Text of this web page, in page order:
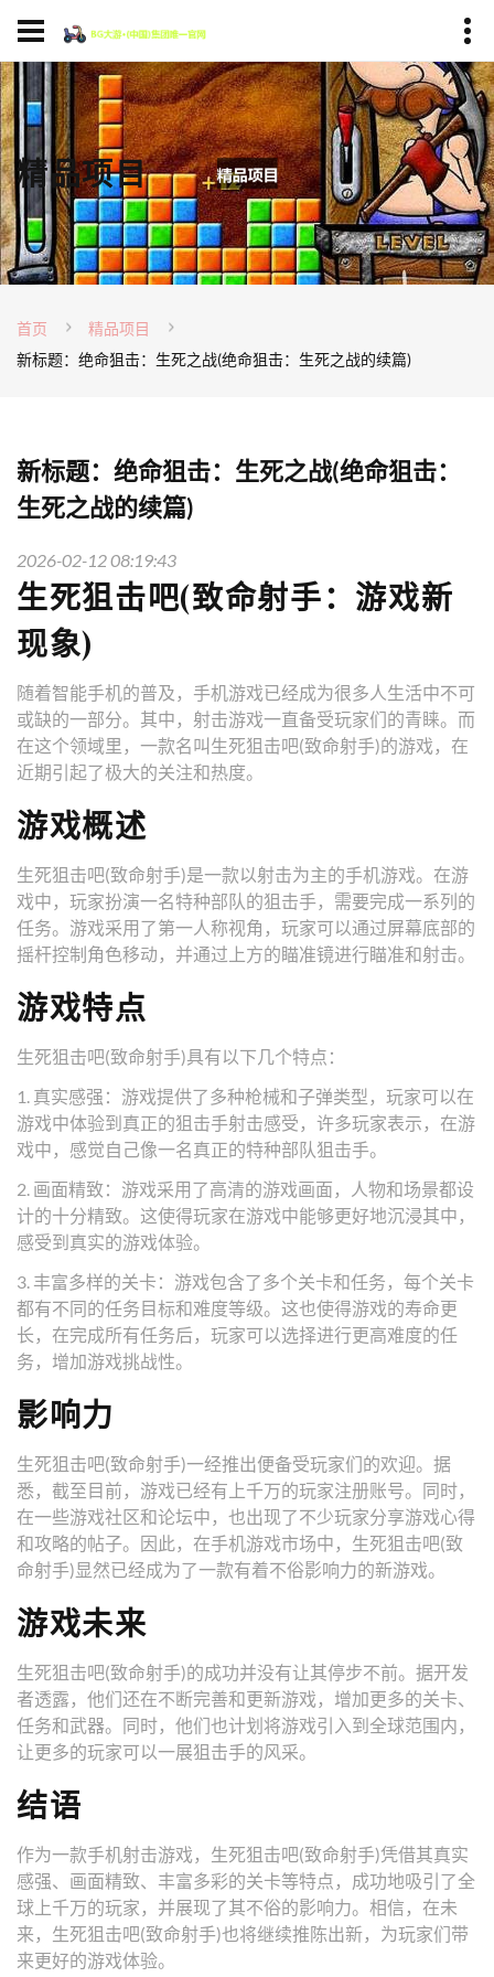
精品项目
首页
精品项目
新标题：绝命狙击：生死之战(绝命狙击：生死之战的续篇)
新标题：绝命狙击：生死之战(绝命狙击：
生死之战的续篇)
2026-02-12 08:19:43
生死狙击吧(致命射手：游戏新
现象)
随着智能手机的普及，手机游戏已经成为很多人生活中不可
或缺的一部分。其中，射击游戏一直备受玩家们的青睐。而
在这个领域里，一款名叫生死狙击吧(致命射手)的游戏，在
近期引起了极大的关注和热度。
游戏概述
生死狙击吧(致命射手)是一款以射击为主的手机游戏。在游
戏中，玩家扮演一名特种部队的狙击手，需要完成一系列的
任务。游戏采用了第一人称视角，玩家可以通过屏幕底部的
摇杆控制角色移动，并通过上方的瞄准镜进行瞄准和射击。
游戏特点
生死狙击吧(致命射手)具有以下几个特点：
1. 真实感强：游戏提供了多种枪械和子弹类型，玩家可以在
游戏中体验到真正的狙击手射击感受，许多玩家表示，在游
戏中，感觉自己像一名真正的特种部队狙击手。
2. 画面精致：游戏采用了高清的游戏画面，人物和场景都设
计的十分精致。这使得玩家在游戏中能够更好地沉浸其中，
感受到真实的游戏体验。
3. 丰富多样的关卡：游戏包含了多个关卡和任务，每个关卡
都有不同的任务目标和难度等级。这也使得游戏的寿命更
长，在完成所有任务后，玩家可以选择进行更高难度的任
务，增加游戏挑战性。
影响力
生死狙击吧(致命射手)一经推出便备受玩家们的欢迎。据
悉，截至目前，游戏已经有上千万的玩家注册账号。同时，
在一些游戏社区和论坛中，也出现了不少玩家分享游戏心得
和攻略的帖子。因此，在手机游戏市场中，生死狙击吧(致
命射手)显然已经成为了一款有着不俗影响力的新游戏。
游戏未来
生死狙击吧(致命射手)的成功并没有让其停步不前。据开发
者透露，他们还在不断完善和更新游戏，增加更多的关卡、
任务和武器。同时，他们也计划将游戏引入到全球范围内，
让更多的玩家可以一展狙击手的风采。
结语
作为一款手机射击游戏，生死狙击吧(致命射手)凭借其真实
感强、画面精致、丰富多彩的关卡等特点，成功地吸引了全
球上千万的玩家，并展现了其不俗的影响力。相信，在未
来，生死狙击吧(致命射手)也将继续推陈出新，为玩家们带
来更好的游戏体验。